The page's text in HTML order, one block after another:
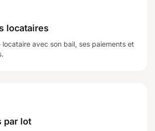
locataires
locataire avec son bail, ses paiements et
par lot